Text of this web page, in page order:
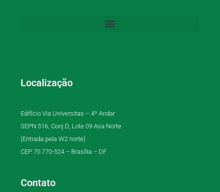
Localização
Edifício Via Universitas – 4º Andar
SEPN 516, Conj D, Lote 09 Asa Norte
(Entrada pela W2 norte)
CEP 70.770-524 – Brasília – DF
Contato